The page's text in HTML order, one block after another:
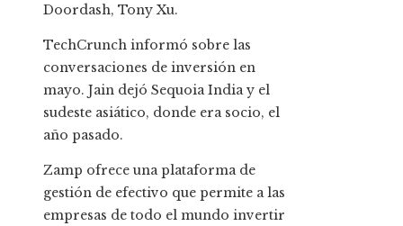
Doordash, Tony Xu.
TechCrunch informó sobre las
conversaciones de inversión en
mayo. Jain dejó Sequoia India y el
sudeste asiático, donde era socio, el
año pasado.
Zamp ofrece una plataforma de
gestión de efectivo que permite a las
empresas de todo el mundo invertir